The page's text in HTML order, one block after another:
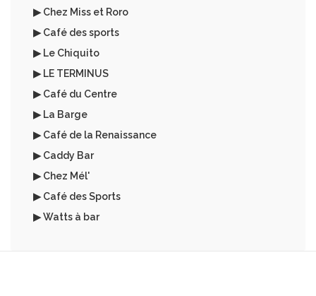
▶ Chez Miss et Roro
▶ Café des sports
▶ Le Chiquito
▶ LE TERMINUS
▶ Café du Centre
▶ La Barge
▶ Café de la Renaissance
▶ Caddy Bar
▶ Chez Mél'
▶ Café des Sports
▶ Watts à bar